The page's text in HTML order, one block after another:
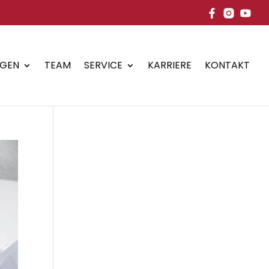
TEAM SERVICE KARRIERE KONTAKT